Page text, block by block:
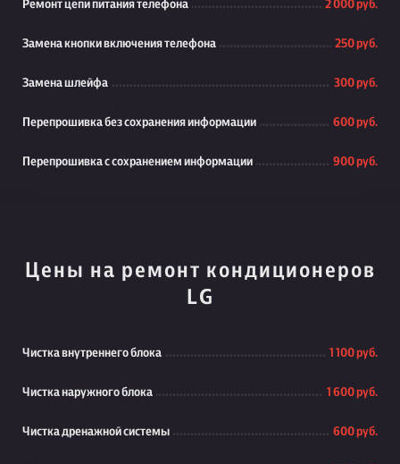
Ремонт цепи питания телефона 2 000 руб.
Замена кнопки включения телефона 250 руб.
Замена шлейфа 300 руб.
Перепрошивка без сохранения информации 600 руб.
Перепрошивка с сохранением информации 900 руб.
Цены на ремонт кондиционеров
LG
Чистка внутреннего блока 1 100 руб.
Чистка наружного блока 1 600 руб.
Чистка дренажной системы 600 руб.